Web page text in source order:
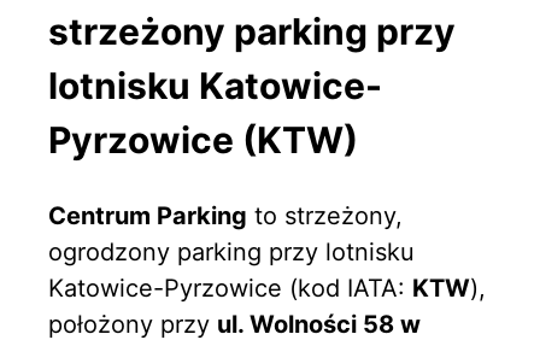
strzeżony parking przy
lotnisku Katowice-
Pyrzowice (KTW)
Centrum Parking to strzeżony,
ogrodzony parking przy lotnisku
Katowice-Pyrzowice (kod IATA: KTW),
położony przy ul. Wolności 58 w